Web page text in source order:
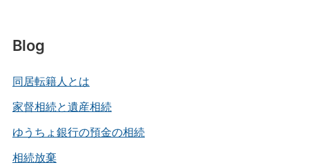
Blog
同居転籍人とは
家督相続と遺産相続
ゆうちょ銀行の預金の相続
相続放棄